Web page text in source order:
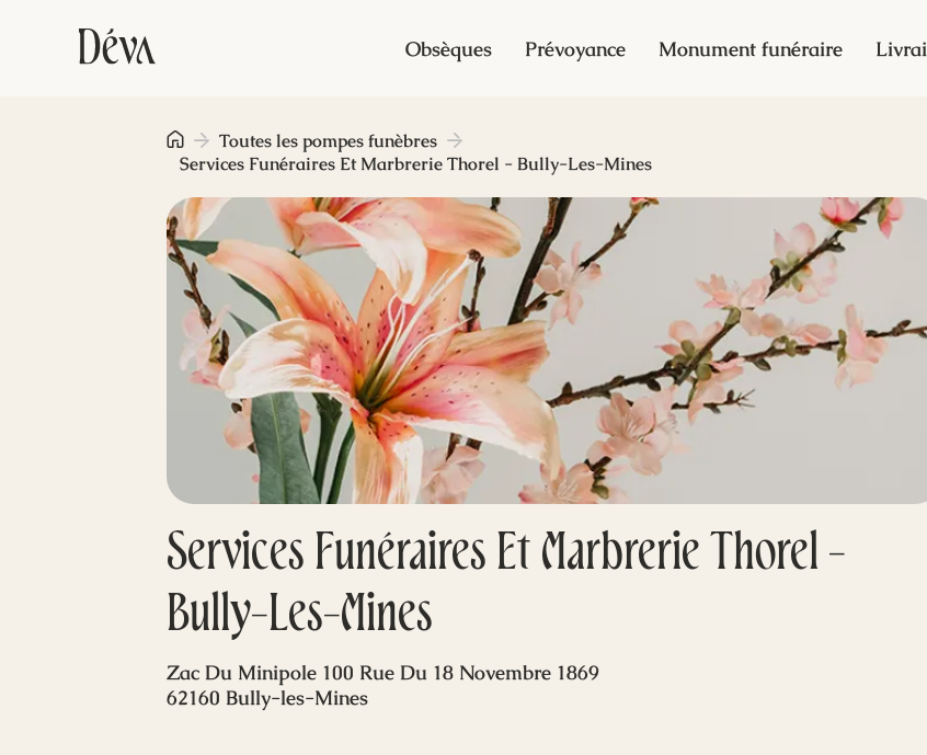
Obsèques Prévoyance Monument funéraire
Services Funéraires Et Marbrerie Thorel -
Bully-Les-Mines
Toutes les pompes funèbres
Services Funéraires Et Marbrerie Thorel - Bully-Les-Mines
Zac Du Minipole 100 Rue Du 18 Novembre 1869
62160 Bully-les-Mines